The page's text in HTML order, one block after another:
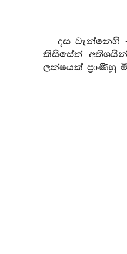
දස වැන්නෙහි
කිසිසේත්
ලක්ෂයක් ප්‍රාණීහු